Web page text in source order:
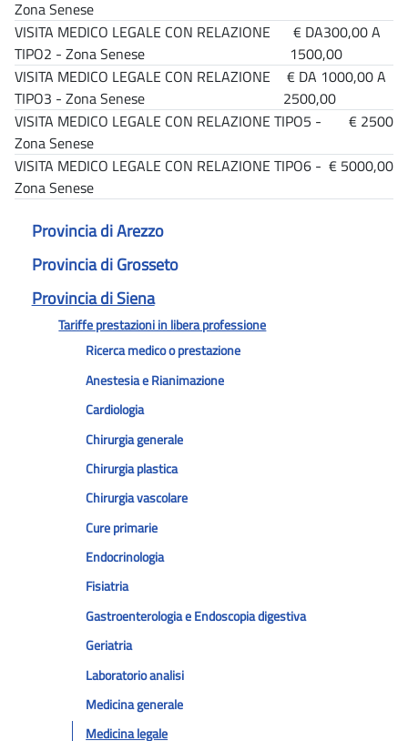
Provincia di Arezzo
Provincia di Grosseto
Provincia di Siena
Tariffe prestazioni in libera professione
Ricerca medico o prestazione
Anestesia e Rianimazione
Cardiologia
Chirurgia generale
Chirurgia plastica
Chirurgia vascolare
Cure primarie
Endocrinologia
Fisiatria
Gastroenterologia e Endoscopia digestiva
Geriatria
Laboratorio analisi
Medicina generale
Medicina legale
Zona Senese
VISITA MEDICO LEGALE CON RELAZIONE
TIPO2 - Zona Senese
€ DA300,00 A
1500,00
VISITA MEDICO LEGALE CON RELAZIONE
TIPO3 - Zona Senese
€ DA 1000,00 A
2500,00
VISITA MEDICO LEGALE CON RELAZIONE TIPO5 -
Zona Senese
€ 2500
VISITA MEDICO LEGALE CON RELAZIONE TIPO6 -
Zona Senese
€ 5000,00